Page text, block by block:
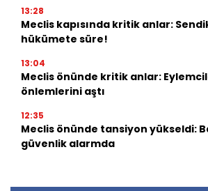
13:28
Meclis kapısında kritik anlar:
hükümete süre!
13:04
Meclis önünde kritik anlar:
önlemlerini aştı
12:35
Meclis önünde tansiyon yükseldi:
güvenlik alarmda